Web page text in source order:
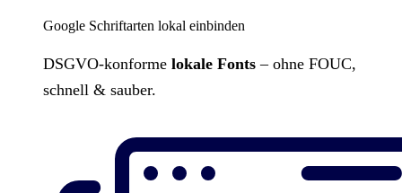
Google Schriftarten lokal einbinden
DSGVO-konforme lokale Fonts – ohne FOUC,
schnell & sauber.